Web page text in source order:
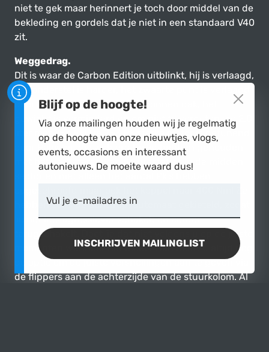
niet te gek maar herinnert je toch door middel van de
bekleding en gordels dat je niet in een standaard V40
zit.
Weggedrag.
Dit is waar de Carbon Edition uitblinkt, hij is verlaagd,
het onderstel is harder, het zwaarte punt is verlaagd
door het gebruik van een carbonnen dak, het
gewicht is verminderd en om niet te vergeten; de 2.0
liter met 253 Pk! De 253 Pk sterke motor is getunend
door Polestar, die zich erg bezig hebben gehouden
met het verbeteren van de prestaties in de midden
hebben zelfs de achttrapsautomaat gekieteld, zodat
'ie net iets agressiever schakelt en eerder
terugschakelt. Doet 'ie dat niet volgens u op de juiste
momenten wanneer het moet? Dan heeft u altijd nog
de optie om de juiste versnellingen aan te geven via
de flippers aan de achterzijde van de stuurkolom. Al
Blijf op de hoogte!
Via onze mailingen houden wij je regelmatig
op de hoogte van onze nieuwtjes, vlogs,
events, occasions en interessant
autonieuws. De moeite waard dus!
Vul je e-mailadres in
INSCHRIJVEN MAILINGLIST